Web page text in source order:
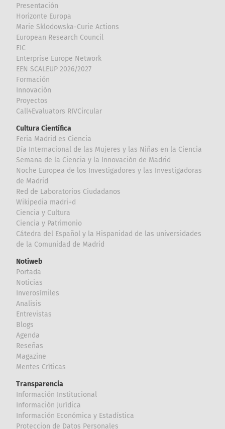
Presentación
Horizonte Europa
Marie Sklodowska-Curie Actions
European Research Council
EIC
Enterprise Europe Network
EEN SCALEUP 2026/2027
Formación
Innovación
Proyectos
Call4Evaluators RIVCircular
Cultura Científica
Feria Madrid es Ciencia
Día Internacional de las Mujeres y las Niñas en la Ciencia
Semana de la Ciencia y la Innovación de Madrid
Noche Europea de los Investigadores y las Investigadoras
de Madrid
Red de Laboratorios Ciudadanos
Wikipedia madri+d
Ciencia y Cultura
Ciencia y Patrimonio
Cátedra del Español y la Hispanidad de las universidades
de la Comunidad de Madrid
Notiweb
Portada
Noticias
Inverosímiles
Analisis
Entrevistas
Blogs
Agenda
Reseñas
Magazine
Mentes Críticas
Transparencia
Información Institucional
Información Jurídica
Información Económica y Estadística
Proteccion de Datos Personales